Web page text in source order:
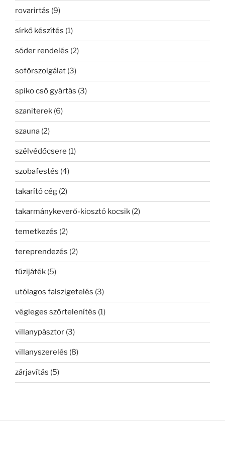
rovarirtás (9)
sírkő készítés (1)
sóder rendelés (2)
sofőrszolgálat (3)
spiko cső gyártás (3)
szaniterek (6)
szauna (2)
szélvédőcsere (1)
szobafestés (4)
takarító cég (2)
takarmánykeverő-kiosztó kocsik (2)
temetkezés (2)
tereprendezés (2)
tűzijáték (5)
utólagos falszigetelés (3)
végleges szőrtelenítés (1)
villanypásztor (3)
villanyszerelés (8)
zárjavítás (5)